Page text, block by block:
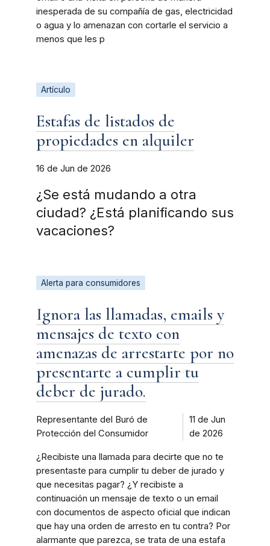
inesperada de su compañía de gas, electricidad
o agua y lo amenazan con cortarle el servicio a
menos que les p
Artículo
Estafas de listados de
propiedades en alquiler
16 de Jun de 2026
¿Se está mudando a otra
ciudad? ¿Está planificando sus
vacaciones?
Alerta para consumidores
Ignora las llamadas, emails y
mensajes de texto con
amenazas de arrestarte por no
presentarte a cumplir tu
deber de jurado.
Representante del Buró de
Protección del Consumidor
11 de Jun
de 2026
¿Recibiste una llamada para decirte que no te
presentaste para cumplir tu deber de jurado y
que necesitas pagar? ¿Y recibiste a
continuación un mensaje de texto o un email
con documentos de aspecto oficial que indican
que hay una orden de arresto en tu contra? Por
alarmante que parezca, se trata de una estafa